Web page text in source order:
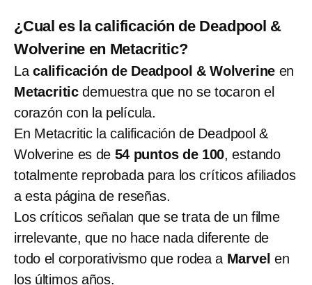
¿Cual es la calificación de Deadpool &
Wolverine en Metacritic?
La calificación de Deadpool & Wolverine en
Metacritic demuestra que no se tocaron el
corazón con la película.
En Metacritic la calificación de Deadpool &
Wolverine es de 54 puntos de 100, estando
totalmente reprobada para los críticos afiliados
a esta página de reseñas.
Los críticos señalan que se trata de un filme
irrelevante, que no hace nada diferente de
todo el corporativismo que rodea a Marvel en
los últimos años.